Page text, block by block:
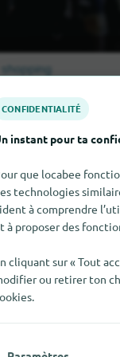
les
CONFIDENTIALITÉ
instant pour ta
que locabee
technologies
à comprendre
à proposer des
cliquant sur « Tout
ou retirer ton